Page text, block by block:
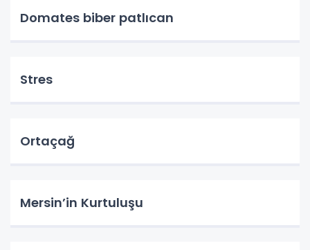
Domates biber patlıcan
Stres
Ortaçağ
Mersin’in Kurtuluşu